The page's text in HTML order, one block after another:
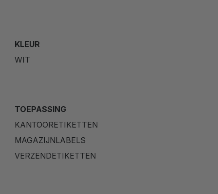
KLEUR
WIT
TOEPASSING
KANTOORETIKETTEN
MAGAZIJNLABELS
VERZENDETIKETTEN